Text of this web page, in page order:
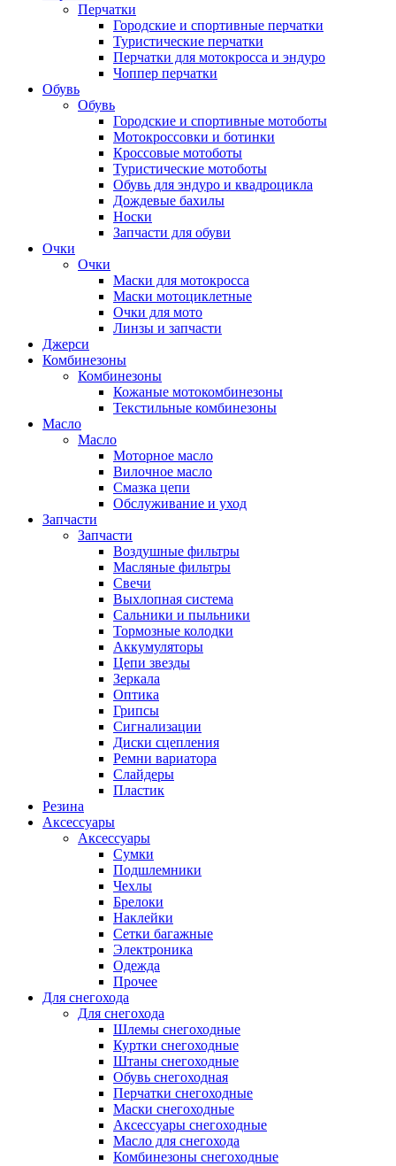
Перчатки
Городские и спортивные перчатки
Туристические перчатки
Перчатки для мотокросса и эндуро
Чоппер перчатки
Обувь
Обувь
Городские и спортивные мотоботы
Мотокроссовки и ботинки
Кроссовые мотоботы
Туристические мотоботы
Обувь для эндуро и квадроцикла
Дождевые бахилы
Носки
Запчасти для обуви
Очки
Очки
Маски для мотокросса
Маски мотоциклетные
Очки для мото
Линзы и запчасти
Джерси
Комбинезоны
Комбинезоны
Кожаные мотокомбинезоны
Текстильные комбинезоны
Масло
Масло
Моторное масло
Вилочное масло
Смазка цепи
Обслуживание и уход
Запчасти
Запчасти
Воздушные фильтры
Масляные фильтры
Свечи
Выхлопная система
Сальники и пыльники
Тормозные колодки
Аккумуляторы
Цепи звезды
Зеркала
Оптика
Грипсы
Сигнализации
Диски сцепления
Ремни вариатора
Слайдеры
Пластик
Резина
Аксессуары
Аксессуары
Сумки
Подшлемники
Чехлы
Брелоки
Наклейки
Сетки багажные
Электроника
Одежда
Прочее
Для снегохода
Для снегохода
Шлемы снегоходные
Куртки снегоходные
Штаны снегоходные
Обувь снегоходная
Перчатки снегоходные
Маски снегоходные
Аксессуары снегоходные
Масло для снегохода
Комбинезоны снегоходные